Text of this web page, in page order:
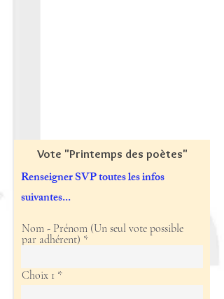
Vote "Printemps des poètes"
Renseigner SVP toutes les infos
suivantes...
Nom - Prénom (Un seul vote possible
par adhérent)
Choix 1